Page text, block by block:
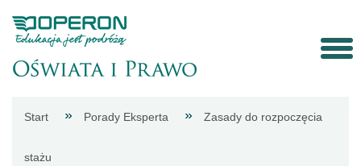
Start Porady Eksperta Zasady do rozpoczęcia
stażu